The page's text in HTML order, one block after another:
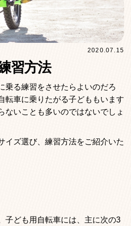
2020.07.15
習方法
乗る練習をさせたらよいのだろ
転車に乗りたがる子どももいます
ないことも多いのではないでしょ
イズ選び、練習方法をご紹介いた
子ども用自転車には、主に次の3